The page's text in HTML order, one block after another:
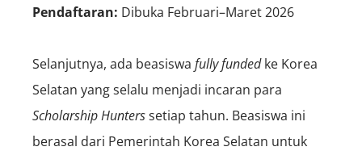
Pendaftaran: Dibuka Februari–Maret 2026
Selanjutnya, ada beasiswa fully fundedke Korea
Selatan yang selalu menjadi incaran para
ScholarshipHunterssetiap tahun. Beasiswa ini
berasal dari Pemerintah Korea Selatan untuk